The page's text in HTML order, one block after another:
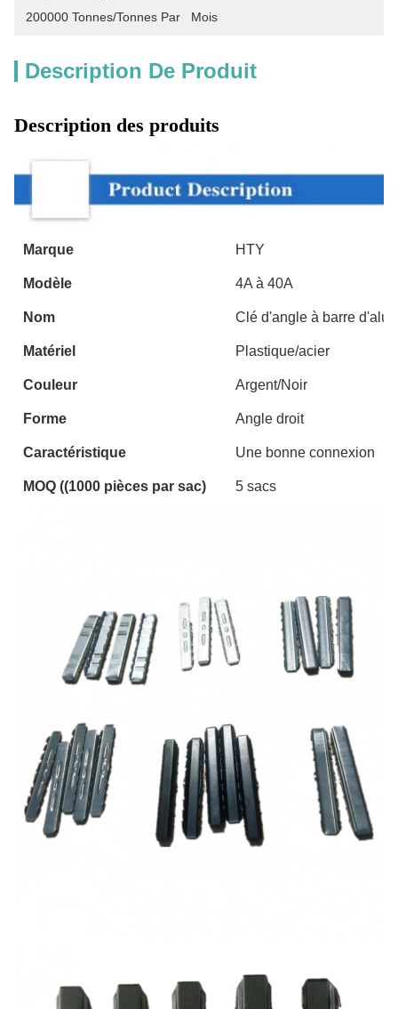
200000 Tonnes/tonnes Par   Mois
Description De Produit
Description des produits
Marque HTY
Modèle 4A à 40A
Nom Clé d'angle à barre
Matériel Plastique/acier
Couleur Argent/Noir
Forme Angle droit
Caractéristique Une bonne connexion
MOQ ((1000 pièces par sac) 5 sacs